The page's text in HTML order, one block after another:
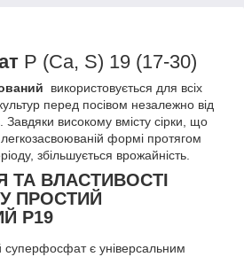
P (Ca, S) 19 (17-30)
використовується для всіх
перед посівом незалежно від
Завдяки високому вмісту сірки, що
формі протягом
збільшується врожайність.
ТА ВЛАСТИВОСТІ
ПРОСТИЙ
Р19
суперфосфат є універсальним